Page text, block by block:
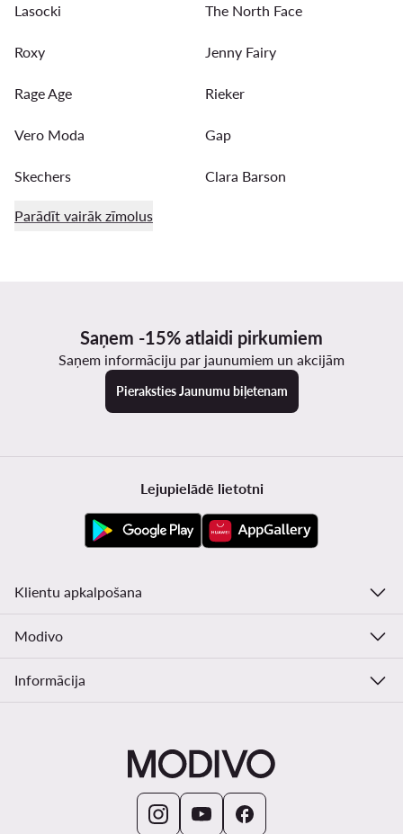
Lasocki The North Face
Roxy Jenny Fairy
Rage Age Rieker
Vero Moda Gap
Skechers Clara Barson
Parādīt vairāk zīmolus
Saņem -15% atlaidi pirkumiem
Saņem informāciju par jaunumiem un akcijām
Pieraksties Jaunumu biļetenam
Lejupielādē lietotni
Klientu apkalpošana
Modivo
Informācija